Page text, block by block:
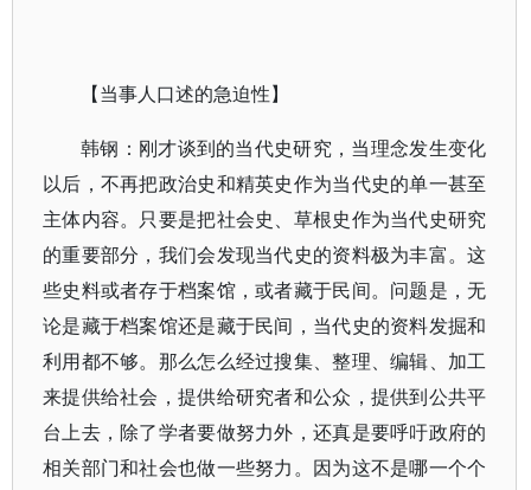
【当事人口述的急迫性】
韩钢：刚才谈到的当代史研究，当理念发生变化
以后，不再把政治史和精英史作为当代史的单一甚至
主体内容。只要是把社会史、草根史作为当代史研究
的重要部分，我们会发现当代史的资料极为丰富。这
些史料或者存于档案馆，或者藏于民间。问题是，无
论是藏于档案馆还是藏于民间，当代史的资料发掘和
利用都不够。那么怎么经过搜集、整理、编辑、加工
来提供给社会，提供给研究者和公众，提供到公共平
台上去，除了学者要做努力外，还真是要呼吁政府的
相关部门和社会也做一些努力。因为这不是哪一个个